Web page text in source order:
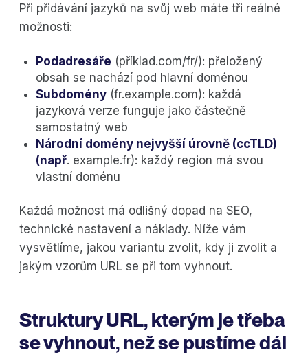
Při přidávání jazyků na svůj web máte tři reálné
možnosti:
Podadresáře (příklad.com/fr/): přeložený
obsah se nachází pod hlavní doménou
Subdomény (fr.example.com): každá
jazyková verze funguje jako částečně
samostatný web
Národní domény nejvyšší úrovně (ccTLD)
(např. example.fr): každý region má svou
vlastní doménu
Každá možnost má odlišný dopad na SEO,
technické nastavení a náklady. Níže vám
vysvětlíme, jakou variantu zvolit, kdy ji zvolit a
jakým vzorům URL se při tom vyhnout.
Struktury URL, kterým je třeba
se vyhnout, než se pustíme dál